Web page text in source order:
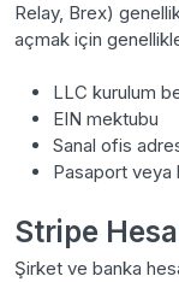
Relay, Brex)
açmak için
LLC kurulum
EIN mektubu
Sanal ofis
Pasaport veya
Stripe
Şirket ve banka